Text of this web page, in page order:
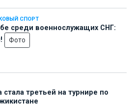
СПОРТ
среди военнослужащих СНГ:
Фото
третьей на турнире по